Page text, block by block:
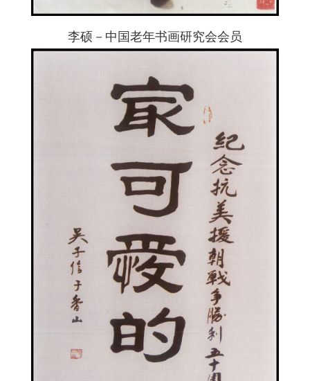
李硕－中国老年书画研究会会员